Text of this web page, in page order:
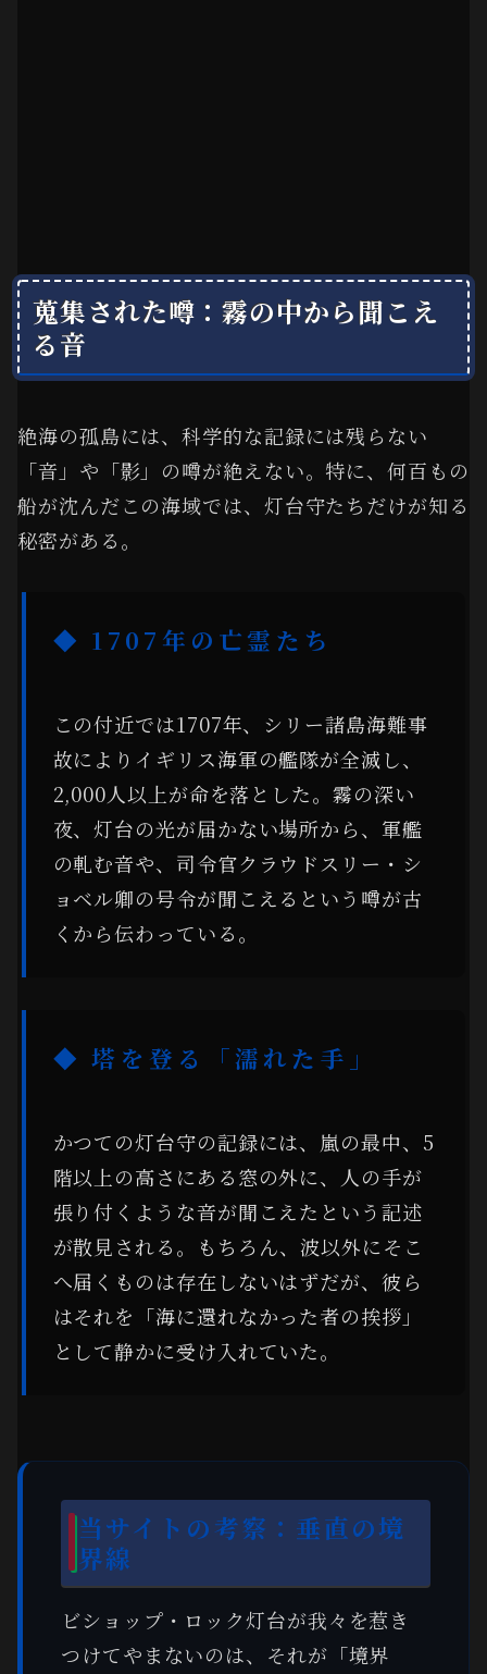
蒐集された噂：霧の中から聞こえ
る音
絶海の孤島には、科学的な記録には残らない
「音」や「影」の噂が絶えない。特に、何百もの
船が沈んだこの海域では、灯台守たちだけが知る
秘密がある。
◆ 1707年の亡霊たち
この付近では1707年、シリー諸島海難事
故によりイギリス海軍の艦隊が全滅し、
2,000人以上が命を落とした。霧の深い
夜、灯台の光が届かない場所から、軍艦
の軋む音や、司令官クラウドスリー・シ
ョベル卿の号令が聞こえるという噂が古
くから伝わっている。
◆ 塔を登る「濡れた手」
かつての灯台守の記録には、嵐の最中、5
階以上の高さにある窓の外に、人の手が
張り付くような音が聞こえたという記述
が散見される。もちろん、波以外にそこ
へ届くものは存在しないはずだが、彼ら
はそれを「海に還れなかった者の挨拶」
として静かに受け入れていた。
当サイトの考察：垂直の境
界線
ビショップ・ロック灯台が我々を惹き
つけてやまないのは、それが「境界